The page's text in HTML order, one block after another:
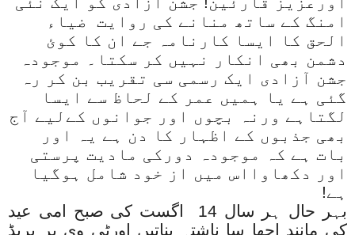
امنگ کے ساتھ منانے کی روایت
ضیاء
الحق کا ایسا کارنامہ جے ان کا کوئ
دشمن بھی انکار نہیں کر سکتا۔ موجودہ
جشن آزادی ایک رسمی سی تقریب بن کر رہ
گئی ہے یا ہمیں عمر کے لحاظ سے ایسا
لگتاہے ورنہ بچوں اور جوانوں کےلیے آج
بھی جذبوں کے اظہار کا دن ہے یہ اور
بات ہے کہ موجودہ دورکی مادیت پرستی
اور دکھاوااس میں از خود شامل ہوگیا
ہے!
بہر حال ہر سال 14 اگست کی صبح امی عید
کی مانند اچھا سا ناشتہ بناتیں اورٹی وی پر پریڈ